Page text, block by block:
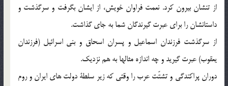
از تنشان بیرون کرد. نعمت فراوان خویش، از ایشان بگرفت و سرگذشت و
داستانشان را برای عبرت گیرندگان شما به جای گذاشت.
از سرگذشت فرزندان اسماعیل و پسران اسحاق و بنی اسرائیل (فرزندان
یعقوب) عبرت گیرید و چه اندازه مثالها به هم نزدیک.
دوران پراکندگی و تشتّت عرب را وقتی که زیر سلطة دولت های ایران و روم